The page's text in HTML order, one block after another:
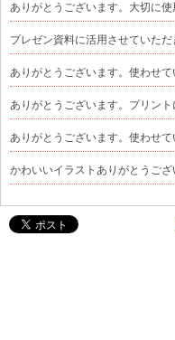
ありがとうございます。大切に使
プレゼン資料に活用させていただ
ありがとうございます。使わせて
ありがとうございます。プリント
ありがとうございます。使わせて
かわいいイラストありがとうござ